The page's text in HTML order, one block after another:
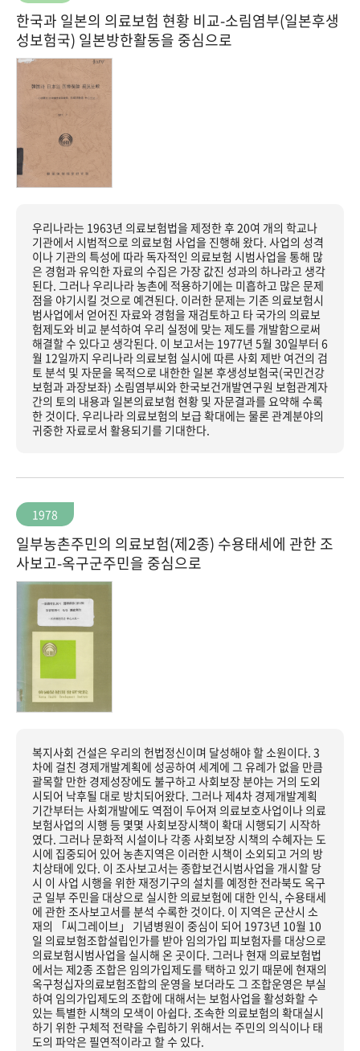
한국과 일본의 의료보험 현황 비교-소림염부(일본후생
성보험국) 일본방한활동을 중심으로
우리나라는 1963년 의료보험법을 제정한 후 20여 개의 학교나
기관에서 시범적으로 의료보험 사업을 진행해 왔다. 사업의 성격
이나 기관의 특성에 따라 독자적인 의료보험 시범사업을 통해 많
은 경험과 유익한 자료의 수집은 가장 값진 성과의 하나라고 생각
된다. 그러나 우리나라 농촌에 적용하기에는 미흡하고 많은 문제
점을 야기시킬 것으로 예견된다. 이러한 문제는 기존 의료보험시
범사업에서 얻어진 자료와 경험을 재검토하고 타 국가의 의료보
험제도와 비교 분석하여 우리 실정에 맞는 제도를 개발함으로써
해결할 수 있다고 생각된다. 이 보고서는 1977년 5월 30일부터 6
월 12일까지 우리나라 의료보험 실시에 따른 사회 제반 여건의 검
토 분석 및 자문을 목적으로 내한한 일본 후생성보험국(국민건강
보험과 과장보좌) 소림염부씨와 한국보건개발연구원 보험관계자
간의 토의 내용과 일본의료보험 현황 및 자문결과를 요약해 수록
한 것이다. 우리나라 의료보험의 보급 확대에는 물론 관계분야의
귀중한 자료로서 활용되기를 기대한다.
1978
일부농촌주민의 의료보험(제2종) 수용태세에 관한 조
사보고-옥구군주민을 중심으로
복지사회 건설은 우리의 헌법정신이며 달성해야 할 소원이다. 3
차에 걸친 경제개발계획에 성공하여 세계에 그 유례가 없을 만큼
괄목할 만한 경제성장에도 불구하고 사회보장 분야는 거의 도외
시되어 낙후될 대로 방치되어왔다. 그러나 제4차 경제개발계획
기간부터는 사회개발에도 역점이 두어져 의료보호사업이나 의료
보험사업의 시행 등 몇몇 사회보장시책이 확대 시행되기 시작하
였다. 그러나 문화적 시설이나 각종 사회보장 시책의 수혜자는 도
시에 집중되어 있어 농촌지역은 이러한 시책이 소외되고 거의 방
치상태에 있다. 이 조사보고서는 종합보건시범사업을 개시할 당
시 이 사업 시행을 위한 재정기구의 설치를 예정한 전라북도 옥구
군 일부 주민을 대상으로 실시한 의료보험에 대한 인식, 수용태세
에 관한 조사보고서를 분석 수록한 것이다. 이 지역은 군산시 소
재의 「씨그레이브」 기념병원이 중심이 되어 1973년 10월 10
일 의료보험조합설립인가를 받아 임의가입 피보험자를 대상으로
의료보험시범사업을 실시해 온 곳이다. 그러나 현재 의료보험법
에서는 제2종 조합은 임의가입제도를 택하고 있기 때문에 현재의
옥구청십자의료보험조합의 운영을 보더라도 그 조합운영은 부실
하여 임의가입제도의 조합에 대해서는 보험사업을 활성화할 수
있는 특별한 시책의 모색이 아쉽다. 조속한 의료보험의 확대실시
하기 위한 구체적 전략을 수립하기 위해서는 주민의 의식이나 태
도의 파악은 필연적이라고 할 수 있다.